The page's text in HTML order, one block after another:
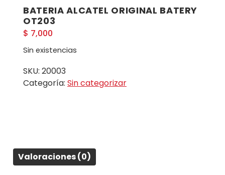
BATERIA ALCATEL ORIGINAL BATERY
OT203
$ 7,000
Sin existencias
SKU: 20003
Categoría: Sin categorizar
Valoraciones (0)